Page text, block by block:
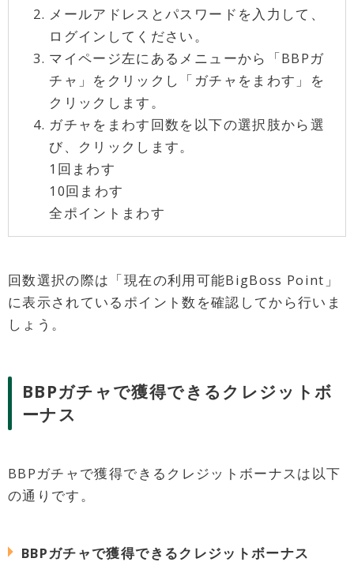
メールアドレスとパスワードを入力して、
ログインしてください。
マイページ左にあるメニューから「BBPガ
チャ」をクリックし「ガチャをまわす」を
クリックします。
ガチャをまわす回数を以下の選択肢から選
び、クリックします。
1回まわす
10回まわす
全ポイントまわす
回数選択の際は「現在の利用可能BigBoss Point」
に表示されているポイント数を確認してから行いま
しょう。
BBPガチャで獲得できるクレジットボ
ーナス
BBPガチャで獲得できるクレジットボーナスは以下
の通りです。
BBPガチャで獲得できるクレジットボーナス